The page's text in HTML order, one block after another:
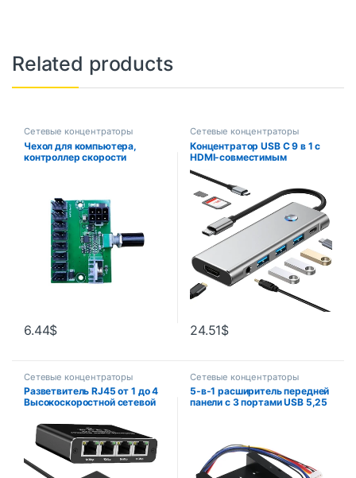
Related products
Сетевые концентраторы
Чехол для компьютера,
контроллер скорости
ШИМ, мощный контроллер
вентилятора с усиленным
действием, регулятор
положения
6.44$
Сетевые концентраторы
Концентратор USB C 9 в 1 с
HDMI-совместимым
многопортовым адаптером
USB C емкостью 4K/60 Гц.
Кнопка выключения экрана
одним щелчком мыши
Адаптер USB C PD 100 Вт
Зарядка
24.51$
Сетевые концентраторы
Разветвитель RJ45 от 1 до 4
Высокоскоростной сетевой
Разветвитель HUB 4
устройства Одновременная
сеть для кабеля Cat6/7/8
Сетевые концентраторы
5-в-1 расширитель передней
панели с 3 портами USB 5,25